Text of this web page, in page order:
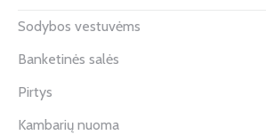
Sodybos vestuvėms
Banketinės salės
Pirtys
Kambarių nuoma